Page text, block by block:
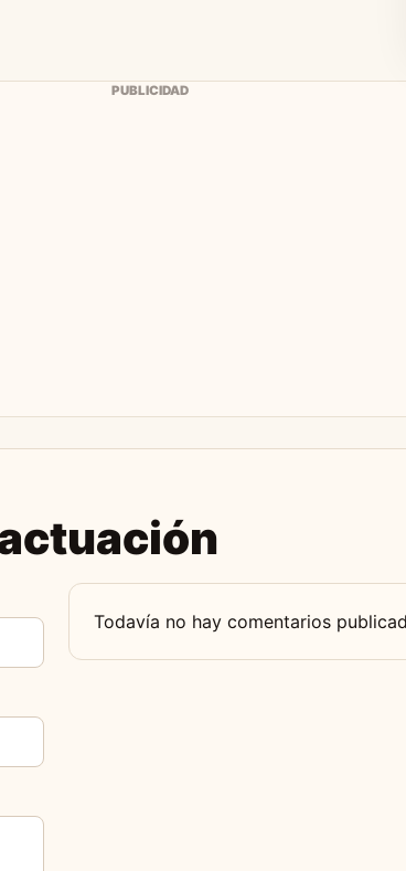
PUBLICIDAD
Todavía no hay comentarios